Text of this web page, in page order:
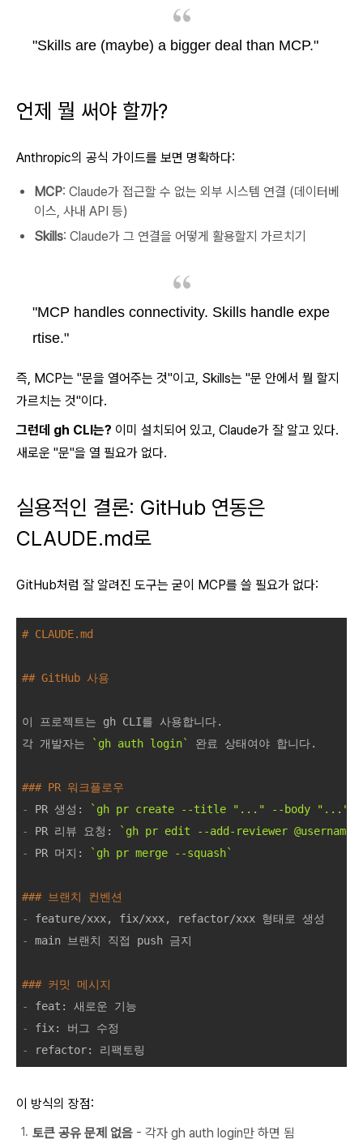
"Skills are (maybe) a bigger deal than MCP."
언제 뭘 써야 할까?
Anthropic의 공식 가이드를 보면 명확하다:
MCP: Claude가 접근할 수 없는 외부 시스템 연결 (데이터베
이스, 사내 API 등)
Skills: Claude가 그 연결을 어떻게 활용할지 가르치기
"MCP handles connectivity. Skills handle expe
rtise."
즉, MCP는 "문을 열어주는 것"이고, Skills는 "문 안에서 뭘 할지
가르치는 것"이다.
그런데 gh CLI는? 이미 설치되어 있고, Claude가 잘 알고 있다.
새로운 "문"을 열 필요가 없다.
실용적인 결론: GitHub 연동은
CLAUDE.md로
GitHub처럼 잘 알려진 도구는 굳이 MCP를 쓸 필요가 없다:
# CLAUDE.md
## GitHub 사용
이 프로젝트는 gh CLI를 사용합니다.
각 개발자는
`gh auth login` 완료 상태여야 합니다.
### PR 워크플로우
-
PR 생성:
`gh pr create --title "..." --body "..."`
-
PR 리뷰 요청:
`gh pr edit --add-reviewer @username`
-
PR 머지: `gh pr merge --squash`
### 브랜치 컨벤션
-
-
main 브랜치 직접 push 금지
### 커밋 메시지
-
-
-
refactor: 리팩토링
이 방식의 장점:
토큰 공유 문제 없음 - 각자 gh auth login만 하면 됨